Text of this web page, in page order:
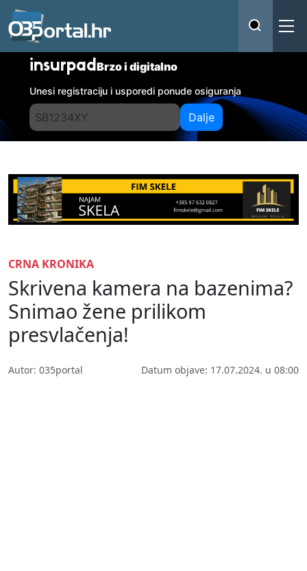
insurpadBrzo i digitalno
Unesi registraciju i usporedi ponude osiguranja
Dalje
CRNA KRONIKA
Skrivena kamera na bazenima?
Snimao žene prilikom
presvlačenja!
Autor: 035portal Datum objave: 17.07.2024. u 08:00